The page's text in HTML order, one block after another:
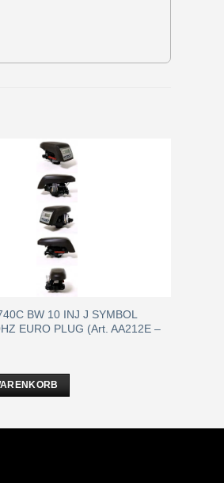
BW 10 INJ J SYMBOL
EURO PLUG (Art. AA212E –